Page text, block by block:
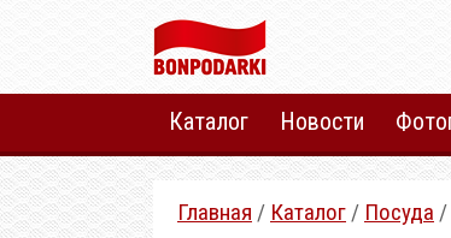
Каталог Новости
Главная / Каталог / Посуда /